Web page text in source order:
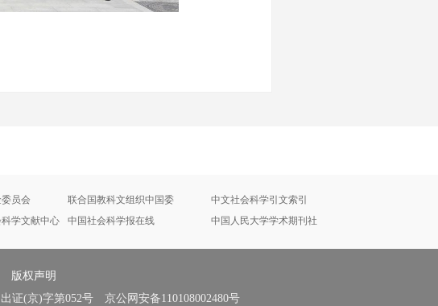
员会 联合国教科文组织中国委
中文社会科学引文索引
学文献中心 中国社会科学报在线 中国人民大学学术期刊社
版权声明
证(京)字第052号 京公网安备110108002480号